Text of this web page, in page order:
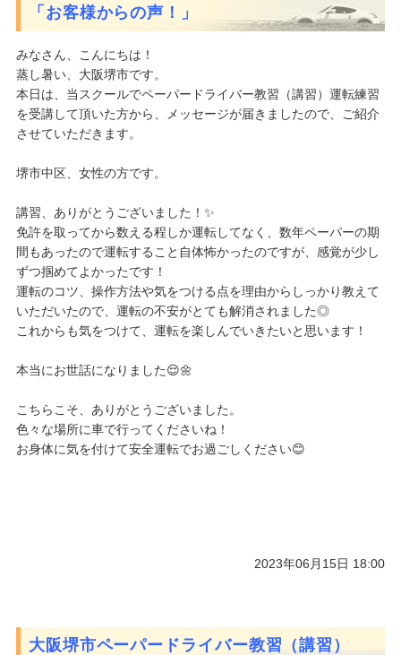
「お客様からの声！」
みなさん、こんにちは！
蒸し暑い、大阪堺市です。
本日は、当スクールでペーパードライバー教習（講習）運転練習
を受講して頂いた方から、メッセージが届きましたので、ご紹介
させていただきます。
堺市中区、女性の方です。
講習、ありがとうございました！✨
免許を取ってから数える程しか運転してなく、数年ペーパーの期
間もあったので運転すること自体怖かったのですが、感覚が少し
ずつ掴めてよかったです！
運転のコツ、操作方法や気をつける点を理由からしっかり教えて
いただいたので、運転の不安がとても解消されました◎
これからも気をつけて、運転を楽しんでいきたいと思います！
本当にお世話になりました😌🌼
こちらこそ、ありがとうございました。
色々な場所に車で行ってくださいね！
お身体に気を付けて安全運転でお過ごしください😊
2023年06月15日 18:00
大阪堺市ペーパードライバー教習（講習）